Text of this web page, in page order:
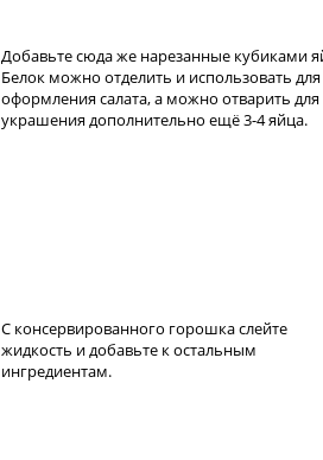
Добавьте сюда же нарезанные кубиками
Белок можно отделить и использовать для
оформления салата, а можно отварить для
украшения дополнительно ещё 3-4 яйца.
С консервированного горошка слейте
жидкость и добавьте к остальным
ингредиентам.